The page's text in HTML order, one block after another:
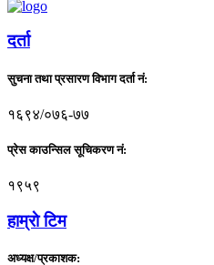
दर्ता
सुचना तथा प्रसारण विभाग दर्ता नं:
१६९४/०७६-७७
प्रेस काउन्सिल सूचिकरण नं:
१९५९
हाम्राे टिम
अध्यक्ष/प्रकाशक: